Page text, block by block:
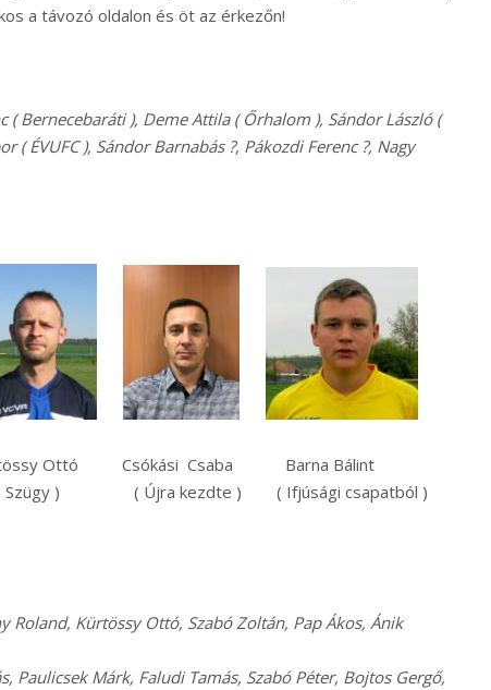
a távozó oldalon és öt az érkezőn!
Bernecebaráti ), Deme Attila ( Őrhalom ), Sándor László (
( ÉVUFC ), Sándor Barnabás ?, Pákozdi Ferenc ?, Nagy
Ottó Csókási Csaba Barna Bálint
) ( Újra kezdte ) ( Ifjúsági csapatból )
Roland, Kürtössy Ottó, Szabó Zoltán, Pap Ákos, Ánik
Paulicsek Márk, Faludi Tamás, Szabó Péter, Bojtos Gergő,